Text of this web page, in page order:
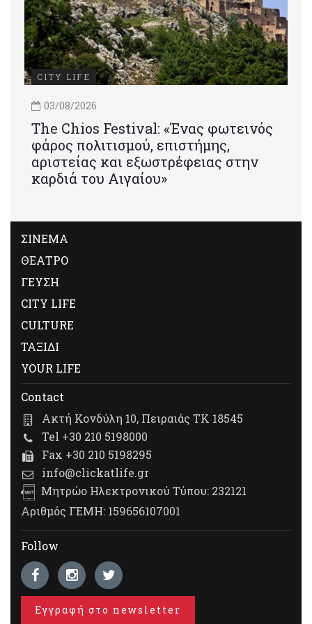
CITY LIFE
03/08/2026
Τhe Chios Festival: «Ένας φωτεινός
φάρος πολιτισμού, επιστήμης,
αριστείας και εξωστρέφειας στην
καρδιά του Αιγαίου»
ΣΙΝΕΜΑ
ΘΕΑΤΡΟ
ΓΕΥΣΗ
CITY LIFE
CULTURE
ΤΑΞΙΔΙ
YOUR LIFE
Contact
Ακτή Κονδύλη 10, Πειραιάς ΤΚ 18545
Tel +30 210 5198000
Fax +30 210 5198295
info@clickatlife.gr
Μητρώο Ηλεκτρονικού Τύπου: 232121
Αριθμός ΓΕΜΗ: 159656107001
Follow
Εγγραφή στο newsletter